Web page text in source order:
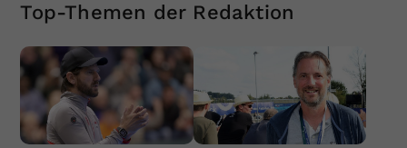
Top-Themen der Redaktion